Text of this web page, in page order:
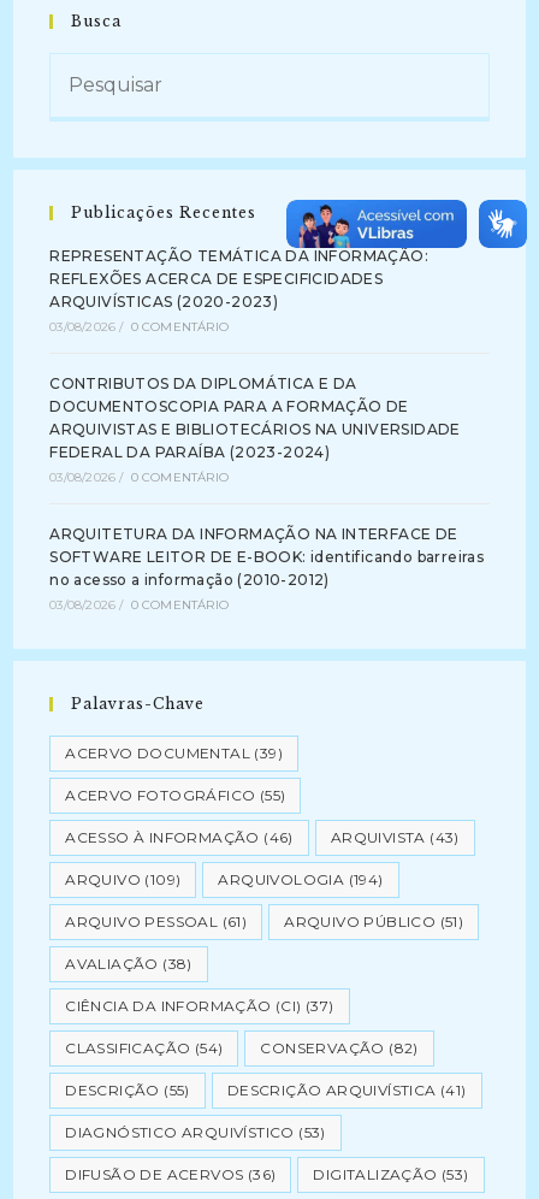
Busca
Publicações Recentes
REPRESENTAÇÃO TEMÁTICA DA INFORMAÇÃO:
REFLEXÕES ACERCA DE ESPECIFICIDADES
ARQUIVÍSTICAS (2020-2023)
03/08/2026 / 0 COMENTÁRIO
CONTRIBUTOS DA DIPLOMÁTICA E DA
DOCUMENTOSCOPIA PARA A FORMAÇÃO DE
ARQUIVISTAS E BIBLIOTECÁRIOS NA UNIVERSIDADE
FEDERAL DA PARAÍBA (2023-2024)
03/08/2026 / 0 COMENTÁRIO
ARQUITETURA DA INFORMAÇÃO NA INTERFACE DE
SOFTWARE LEITOR DE E-BOOK: identificando barreiras
no acesso a informação (2010-2012)
03/08/2026 / 0 COMENTÁRIO
Palavras-Chave
ACERVO DOCUMENTAL (39)
ACERVO FOTOGRÁFICO (55)
ACESSO À INFORMAÇÃO (46) ARQUIVISTA (43)
ARQUIVO (109) ARQUIVOLOGIA (194)
ARQUIVO PESSOAL (61) ARQUIVO PÚBLICO (51)
AVALIAÇÃO (38)
CIÊNCIA DA INFORMAÇÃO (CI) (37)
CLASSIFICAÇÃO (54) CONSERVAÇÃO (82)
DESCRIÇÃO (55) DESCRIÇÃO ARQUIVÍSTICA (41)
DIAGNÓSTICO ARQUIVÍSTICO (53)
DIFUSÃO DE ACERVOS (36) DIGITALIZAÇÃO (53)